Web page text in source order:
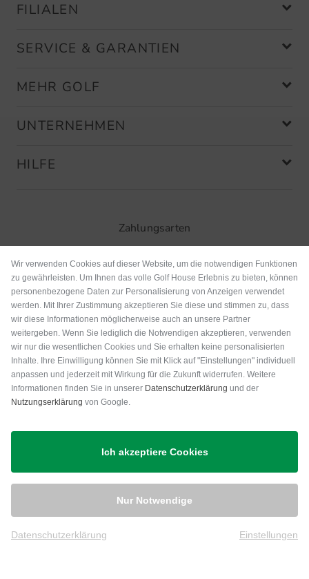
FILIALEN
SERVICE & GARANTIEN
MEHR GOLF
UNTERNEHMEN
HILFE
Zahlungsarten
Versand
Wir verwenden Cookies auf dieser Website, um die notwendigen Funktionen
zu gewährleisten. Um Ihnen das volle Golf House Erlebnis zu bieten, können
personenbezogene Daten zur Personalisierung von Anzeigen verwendet
werden. Mit Ihrer Zustimmung akzeptieren Sie diese und stimmen zu, dass
wir diese Informationen möglicherweise auch an unsere Partner
weitergeben. Wenn Sie lediglich die Notwendigen akzeptieren, verwenden
wir nur die wesentlichen Cookies und Sie erhalten keine personalisierten
Inhalte. Ihre Einwilligung können Sie mit Klick auf "Einstellungen" individuell
anpassen und jederzeit mit Wirkung für die Zukunft widerrufen. Weitere
Informationen finden Sie in unserer Datenschutzerklärung und der
Nutzungserklärung von Google.
Ich akzeptiere Cookies
Nur Notwendige
Datenschutzerklärung Einstellungen